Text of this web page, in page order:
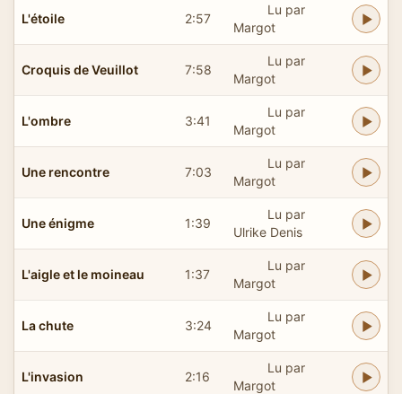
L'étoile 2:57
Lu par
Margot
Croquis de Veuillot 7:58
Lu par
Margot
L'ombre 3:41
Lu par
Margot
Une rencontre 7:03
Lu par
Margot
Une énigme 1:39
Lu par
Ulrike Denis
L'aigle et le moineau 1:37
Lu par
Margot
La chute 3:24
Lu par
Margot
L'invasion 2:16
Lu par
Margot